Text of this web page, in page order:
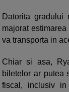
Datorita gradului
majorat
va transporta in
Chiar si asa,
biletelor ar putea
fiscal, inclusiv